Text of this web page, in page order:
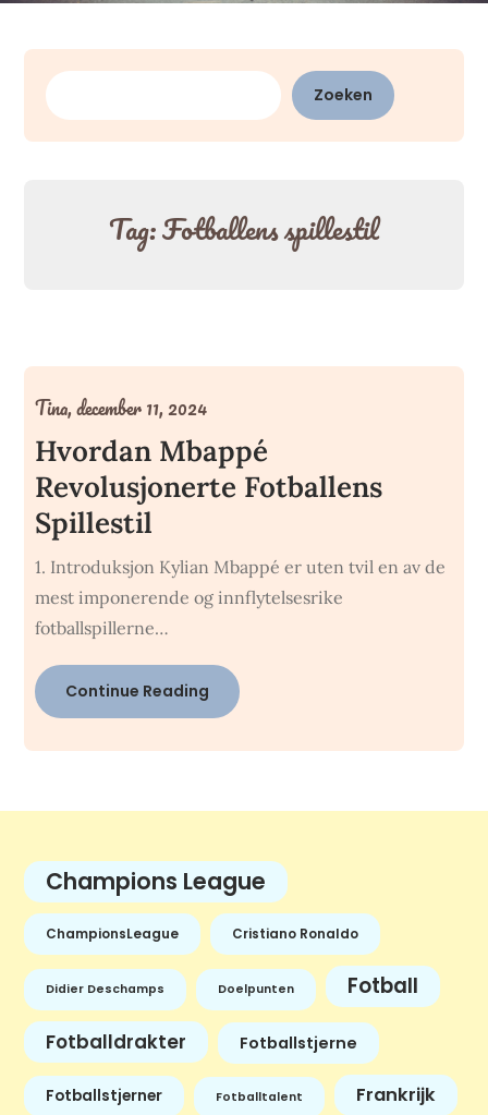
Zoeken
Zoeken
Tag:Fotballens spillestil
Hvordan Mbappé
Revolusjonerte Fotballens
Spillestil
Tina,december 11, 2024
1. Introduksjon Kylian Mbappé er uten tvil en av de
mest imponerende og innflytelsesrike
fotballspillerne…
Continue Reading
Champions League
ChampionsLeague Cristiano Ronaldo
Didier Deschamps Doelpunten Fotball
Fotballdrakter Fotballstjerne
Fotballstjerner Fotballtalent Frankrijk